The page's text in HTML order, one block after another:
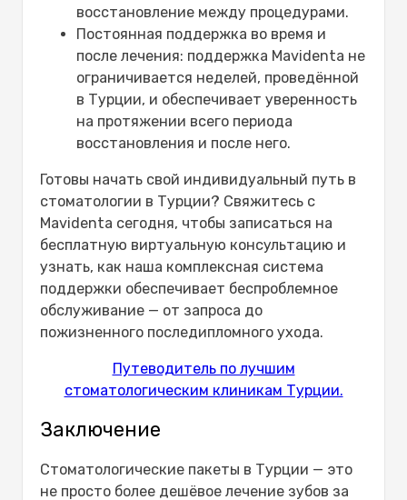
восстановление между процедурами.
Постоянная поддержка во время и
после лечения: поддержка Mavidenta не
ограничивается неделей, проведённой
в Турции, и обеспечивает уверенность
на протяжении всего периода
восстановления и после него.
Готовы начать свой индивидуальный путь в
стоматологии в Турции? Свяжитесь с
Mavidenta сегодня, чтобы записаться на
бесплатную виртуальную консультацию и
узнать, как наша комплексная система
поддержки обеспечивает беспроблемное
обслуживание — от запроса до
пожизненного последипломного ухода.
Путеводитель по лучшим
стоматологическим клиникам Турции.
Заключение
Стоматологические пакеты в Турции — это
не просто более дешёвое лечение зубов за